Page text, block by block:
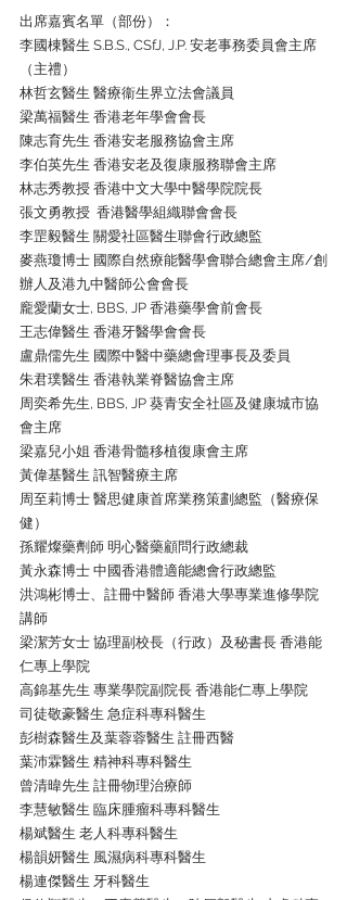
出席嘉賓名單（部份）：
李國棟醫生 S.B.S., CSfJ, J.P. 安老事務委員會主席
（主禮）
林哲玄醫生 醫療衞生界立法會議員
梁萬福醫生 香港老年學會會長
陳志育先生 香港安老服務協會主席
李伯英先生 香港安老及復康服務聯會主席
林志秀教授 香港中文大學中醫學院院長
張文勇教授  香港醫學組織聯會會長
李罡毅醫生 關愛社區醫生聯會行政總監
麥燕瓊博士 國際自然療能醫學會聯合總會主席/創
辦人及港九中醫師公會會長
龐愛蘭女士, BBS, JP 香港藥學會前會長
王志偉醫生 香港牙醫學會會長
盧鼎儒先生 國際中醫中藥總會理事長及委員
朱君璞醫生 香港執業脊醫協會主席
周奕希先生, BBS, JP 葵青安全社區及健康城市協
會主席
梁嘉兒小姐 香港骨髓移植復康會主席
黃偉基醫生 訊智醫療主席
周至莉博士 醫思健康首席業務策劃總監（醫療保
健）
孫耀燦藥劑師 明心醫藥顧問行政總裁
黃永森博士 中國香港體適能總會行政總監
洪鴻彬博士、註冊中醫師 香港大學專業進修學院
講師
梁潔芳女士 協理副校長（行政）及秘書長 香港能
仁專上學院
高錦基先生 專業學院副院長 香港能仁專上學院
司徒敬豪醫生 急症科專科醫生
彭樹森醫生及葉蓉蓉醫生 註冊西醫
葉沛霖醫生 精神科專科醫生
曾清暐先生 註冊物理治療師
李慧敏醫生 臨床腫瘤科專科醫生
楊斌醫生 老人科專科醫生
楊韻妍醫生 風濕病科專科醫生
楊連傑醫生 牙科醫生